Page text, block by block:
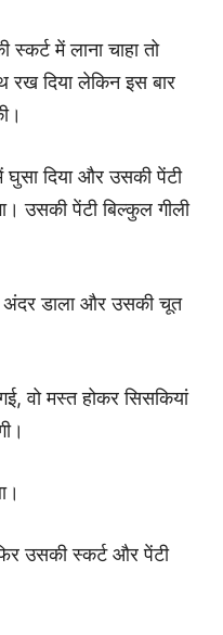
में लाना चाहा तो
रख दिया लेकिन इस बार
दिया और उसकी पेंटी
उसकी पेंटी बिल्कुल गीली
अंदर डाला और उसकी चूत
वो मस्त होकर सिसकियां
उसकी स्कर्ट और पेंटी